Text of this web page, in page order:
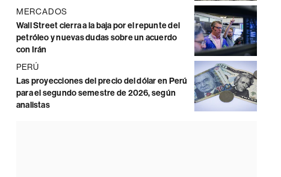
MERCADOS
Wall Street cierra a la baja por el repunte del
petróleo y nuevas dudas sobre un acuerdo
con Irán
PERÚ
Las proyecciones del precio del dólar en Perú
para el segundo semestre de 2026, según
analistas